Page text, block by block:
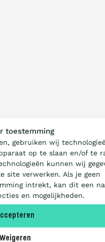
toestemming
gebruiken wij
op te slaan en/of te
kunnen wij
site verwerken. Als je geen
intrekt, kan dit een
en mogelijkheden.
Weigeren